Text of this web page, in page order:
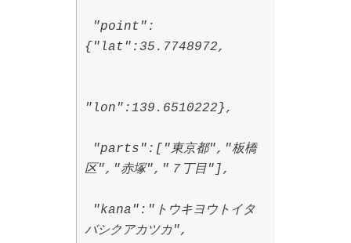
"point":
{"lat":35.7748972,
"lon":139.6510222},
"parts":["東京都","板橋
区","赤塚","７丁目"],
"kana":"トウキヨウトイタ
バシクアカツカ",